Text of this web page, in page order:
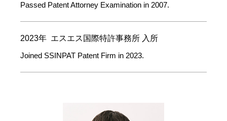
Passed Patent Attorney Examination in 2007.
2023年 エスエス国際特許事務所 入所
Joined SSINPAT Patent Firm in 2023.